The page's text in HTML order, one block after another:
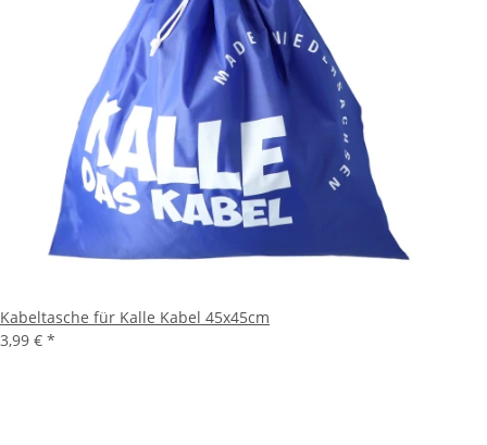
Kabeltasche für Kalle Kabel 45x45cm
3,99 € *